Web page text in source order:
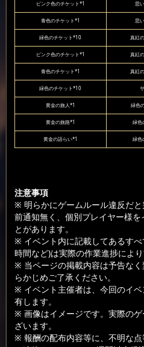
ピンク色のチケット*1 思
青色のチケット*1 思
緑色のチケット*10 真紅
ピンク色のチケット*1 真紅
青色のチケット*1 真紅
緑色のチケット*10
黄金の旅人*1 緑色
黄金の旅路*1 緑色
黄金の語らい*1 緑色
注意事項
※ 明らかにゲームルール違反だ
前通知無く、個別プレイヤー様
とがあります。
※ イベント内に記載してあるす
時間など)は実際の作業進捗によ
※ 当ページの掲載内容は予告な
らかじめご了承ください。
※ イベント主催者は、今回のイ
有します。
※ 画像はイメージです。実際の
ざいます。
※ 報酬の配布内容等に、不明な